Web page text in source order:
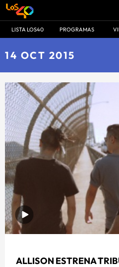
LISTA LOS40 PROGRAMAS
14 OCT 2015
ALLISON ESTRENA